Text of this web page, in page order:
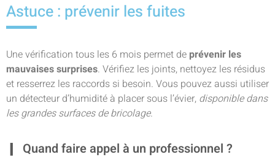
Astuce : prévenir les fuites
Une vérification tous les 6 mois permet de prévenir les
mauvaises surprises. Vérifiez les joints, nettoyez les résidus
et resserrez les raccords si besoin. Vous pouvez aussi utiliser
un détecteur d’humidité à placer sous l’évier, disponible dans
les grandes surfaces de bricolage.
Quand faire appel à un professionnel ?